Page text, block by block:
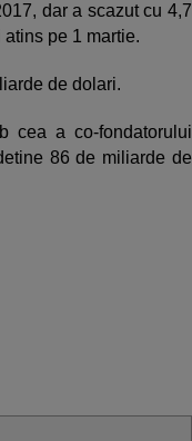
dar a scazut cu 4,7
pe 1 martie.
de dolari.
cea a co-fondatorului
86 de miliarde de